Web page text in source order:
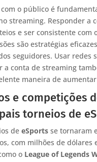
o público é
streaming. Responder a
e ser consistente com
são estratégias
seguidores. Usar redes
a conta de streaming
maneira de
e competições
torneios de
de eSportsse tornaram
com milhões de dólares
o League of Legends